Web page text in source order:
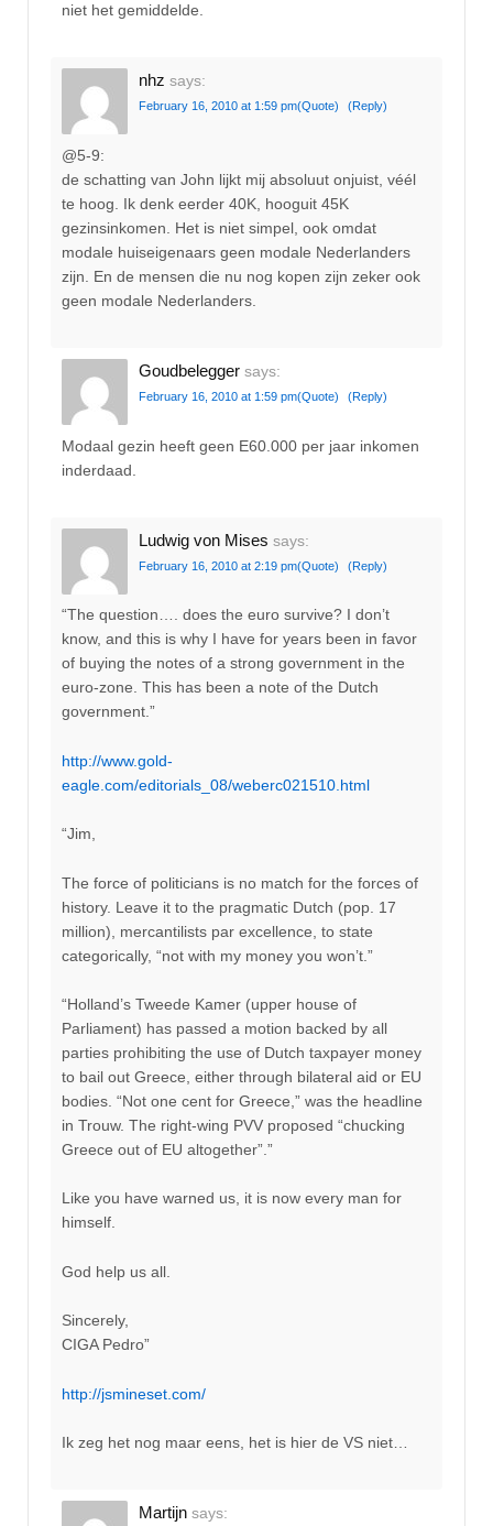
niet het gemiddelde.
nhz says:
February 16, 2010 at 1:59 pm(Quote) (Reply)
@5-9:
de schatting van John lijkt mij absoluut onjuist, véél
te hoog. Ik denk eerder 40K, hooguit 45K
gezinsinkomen. Het is niet simpel, ook omdat
modale huiseigenaars geen modale Nederlanders
zijn. En de mensen die nu nog kopen zijn zeker ook
geen modale Nederlanders.
Goudbelegger says:
February 16, 2010 at 1:59 pm(Quote) (Reply)
Modaal gezin heeft geen E60.000 per jaar inkomen
inderdaad.
Ludwig von Mises says:
February 16, 2010 at 2:19 pm(Quote) (Reply)
“The question…. does the euro survive? I don’t
know, and this is why I have for years been in favor
of buying the notes of a strong government in the
euro-zone. This has been a note of the Dutch
government.”
http://www.gold-
eagle.com/editorials_08/weberc021510.html
“Jim,
The force of politicians is no match for the forces of
history. Leave it to the pragmatic Dutch (pop. 17
million), mercantilists par excellence, to state
categorically, “not with my money you won’t.”
“Holland’s Tweede Kamer (upper house of
Parliament) has passed a motion backed by all
parties prohibiting the use of Dutch taxpayer money
to bail out Greece, either through bilateral aid or EU
bodies. “Not one cent for Greece,” was the headline
in Trouw. The right-wing PVV proposed “chucking
Greece out of EU altogether”.”
Like you have warned us, it is now every man for
himself.
God help us all.
Sincerely,
CIGA Pedro”
http://jsmineset.com/
Ik zeg het nog maar eens, het is hier de VS niet…
Martijn says: